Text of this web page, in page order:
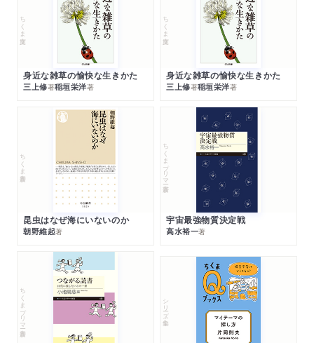
ちくま文庫
身近な雑草の愉快な生きかた
三上修著稲垣栄洋著
ちくま文庫
身近な雑草の愉快な生きかた
三上修著稲垣栄洋著
ちくま新書
昆虫はなぜ海にいないのか
朝野維起著
ちくまプリマー新書
宇宙最強物質決定戦
高水裕一著
ちくまプリマー新書 シリーズ・全集